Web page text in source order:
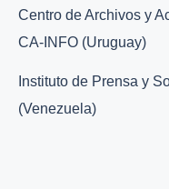
Centro de Archivos y
CA-INFO (Uruguay)
Instituto de Prensa y
(Venezuela)